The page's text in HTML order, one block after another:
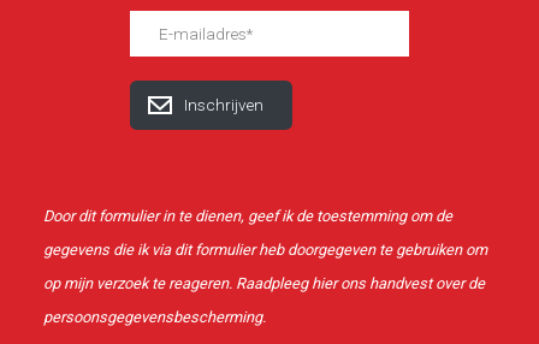
Door dit formulier in te dienen, geef ik de toestemming om de
gegevens die ik via dit formulier heb doorgegeven te gebruiken om
op mijn verzoek te reageren. Raadpleeg hierons handvest over de
persoonsgegevensbescherming.